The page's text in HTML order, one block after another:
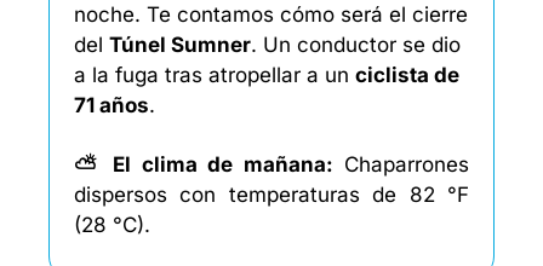
noche. Te contamos cómo será el cierre
del Túnel Sumner. Un conductor se dio
a la fuga tras atropellar a un ciclista de
71 años.
⛅ El clima de mañana: Chaparrones
dispersos con temperaturas de 82 °F
(28 °C).